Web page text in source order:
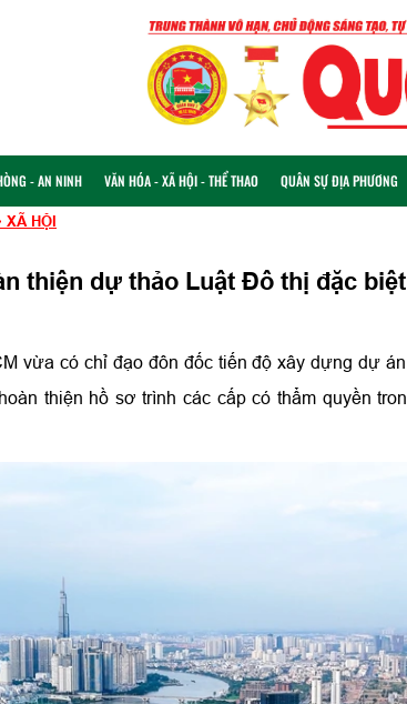
- AN NINH VĂN HÓA - XÃ HỘI - THỂ THAO QUÂN SỰ ĐỊA PHƯƠNG
XÃ HỘI
thiện dự thảo Luật Đô thị đặc
vừa có chỉ đạo đôn đốc tiến độ xây dựng dự
thiện hồ sơ trình các cấp có thẩm quyền